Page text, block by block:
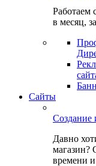
Работаем
в месяц,
Сайты
Создание
Давно
магазин?
времени